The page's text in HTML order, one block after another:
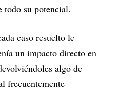
todo su potencial.
caso resuelto le
un impacto directo en
algo de
frecuentemente